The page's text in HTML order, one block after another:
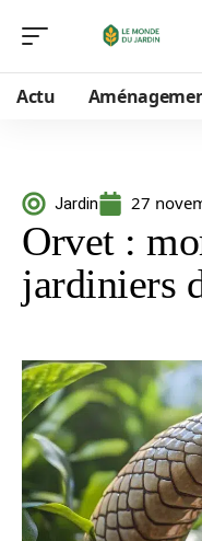
Actu
Jardin 27
Orvet :
jardiniers